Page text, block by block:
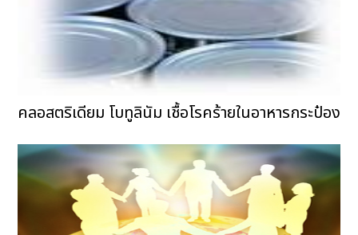
คลอสตริเดียม โบทูลินัม เชื้อโรคร้ายในอาหารกระป๋อง